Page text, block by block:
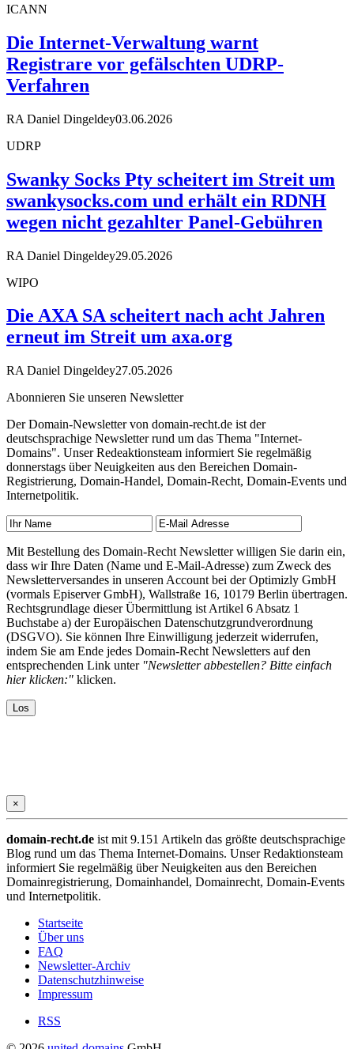
ICANN
Die Internet-Verwaltung warnt
Registrare vor gefälschten UDRP-
Verfahren
RA Daniel Dingeldey03.06.2026
UDRP
Swanky Socks Pty scheitert im Streit um
swankysocks.com und erhält ein RDNH
wegen nicht gezahlter Panel-Gebühren
RA Daniel Dingeldey29.05.2026
WIPO
Die AXA SA scheitert nach acht Jahren
erneut im Streit um axa.org
RA Daniel Dingeldey27.05.2026
Abonnieren Sie unseren Newsletter
Der Domain-Newsletter von domain-recht.de ist der
deutschsprachige Newsletter rund um das Thema "Internet-
Domains". Unser Redeaktionsteam informiert Sie regelmäßig
donnerstags über Neuigkeiten aus den Bereichen Domain-
Registrierung, Domain-Handel, Domain-Recht, Domain-Events und
Internetpolitik.
Mit Bestellung des Domain-Recht Newsletter willigen Sie darin ein,
dass wir Ihre Daten (Name und E-Mail-Adresse) zum Zweck des
Newsletterversandes in unseren Account bei der Optimizly GmbH
(vormals Episerver GmbH), Wallstraße 16, 10179 Berlin übertragen.
Rechtsgrundlage dieser Übermittlung ist Artikel 6 Absatz 1
Buchstabe a) der Europäischen Datenschutzgrundverordnung
(DSGVO). Sie können Ihre Einwilligung jederzeit widerrufen,
indem Sie am Ende jedes Domain-Recht Newsletters auf den
entsprechenden Link unter "Newsletter abbestellen? Bitte einfach
hier klicken:" klicken.
×
domain-recht.de ist mit 9.151 Artikeln das größte deutschsprachige
Blog rund um das Thema Internet-Domains. Unser Redaktionsteam
informiert Sie regelmäßig über Neuigkeiten aus den Bereichen
Domainregistrierung, Domainhandel, Domainrecht, Domain-Events
und Internetpolitik.
Startseite
Über uns
FAQ
Newsletter-Archiv
Datenschutzhinweise
Impressum
RSS